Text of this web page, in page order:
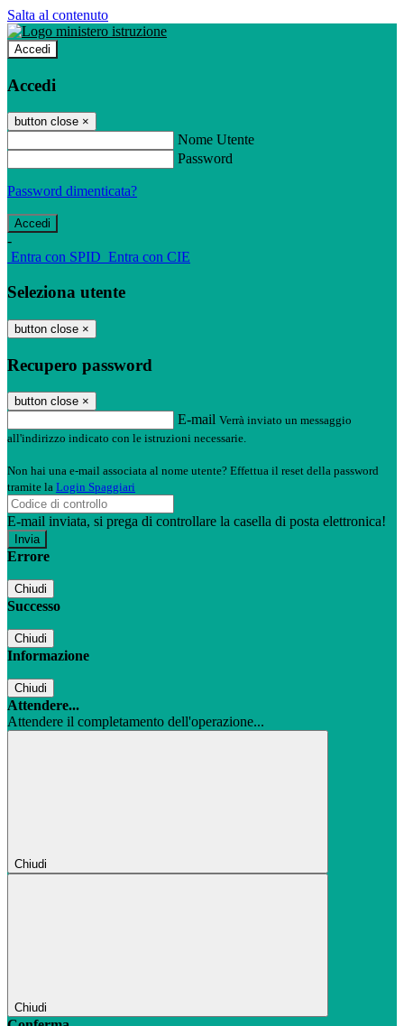
Salta al contenuto
Accedi
Accedi
button close ×
Nome Utente
Password
Password dimenticata?
-
Entra con SPID Entra con CIE
Seleziona utente
button close ×
Recupero password
button close ×
E-mail Verrà inviato un messaggio
all'indirizzo indicato con le istruzioni necessarie.
Non hai una e-mail associata al nome utente? Effettua il reset della password
tramite la Login Spaggiari
E-mail inviata, si prega di controllare la casella di posta elettronica!
Errore
Chiudi
Successo
Chiudi
Informazione
Chiudi
Attendere...
Attendere il completamento dell'operazione...
Chiudi
Chiudi